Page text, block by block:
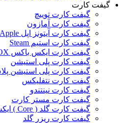
گیفت کارت
گیفت کارت توییچ
گیفت کارت آمازون
گیفت کارت آیتونز اپل Apple
گیفت کارت استیم Steam
گیفت کارت ایکس باکس XBOX
گیفت کارت پلی استیشن
گیفت کارت پلی استیشن
گیفت کارت نتفلیکس
گیفت کارت نینتندو
گیفت کارت مستر کارت
گیفت کارت گلد ( Core ) ایکس باکس
گیفت کارت ریزر گلد